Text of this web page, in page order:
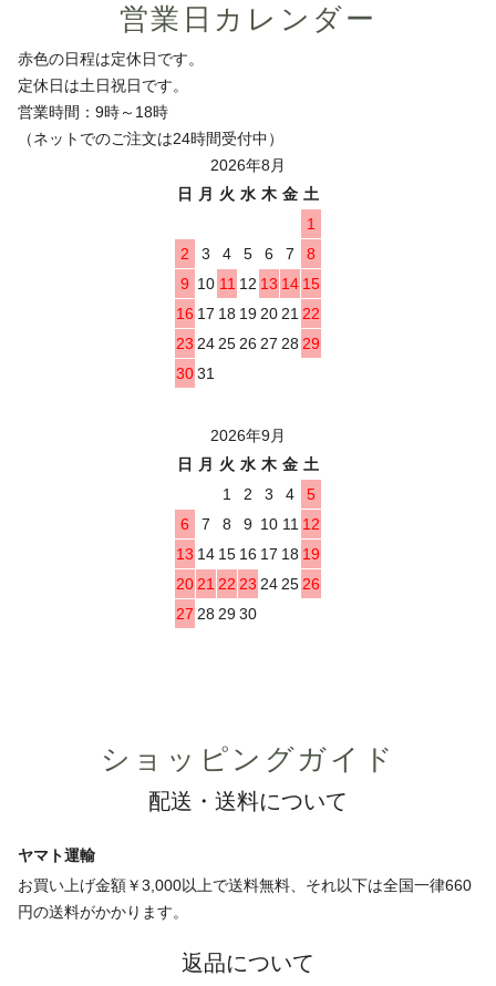
営業日カレンダー
赤色の日程は定休日です。
定休日は土日祝日です。
営業時間：9時～18時
（ネットでのご注文は24時間受付中）
2026年8月
日
月 火 水 木 金 土
1
2
3 4 5 6 7
8
9 10 11 12 13 14 15
16 17 18 19 20 21 22
23 24 25 26 27 28 29
3031
2026年9月
日
月 火 水 木 金 土
1
2 3 4
5
6
7 8 9 10 11 12
13 14 15 16 17 18 19
20 21 22 23 24 25 26
27 28 2930
ショッピングガイド
配送・送料について
ヤマト運輸
お買い上げ金額￥3,000以上で送料無料、それ以下は全国一律660
円の送料がかかります。
返品について